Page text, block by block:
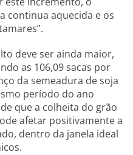
continua aquecida e os
deve ser ainda maior,
as 106,09 sacas por
da semeadura de soja
período do ano
que a colheita do grão
afetar positivamente a
dentro da janela ideal